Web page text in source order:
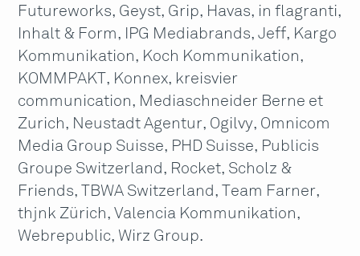
Futureworks, Geyst, Grip, Havas, in flagranti,
Inhalt & Form, IPG Mediabrands, Jeff, Kargo
Kommunikation, Koch Kommunikation,
KOMMPAKT, Konnex, kreisvier
communication, Mediaschneider Berne et
Zurich, Neustadt Agentur, Ogilvy, Omnicom
Media Group Suisse, PHD Suisse, Publicis
Groupe Switzerland, Rocket, Scholz &
Friends, TBWA Switzerland, Team Farner,
thjnk Zürich, Valencia Kommunikation,
Webrepublic, Wirz Group.